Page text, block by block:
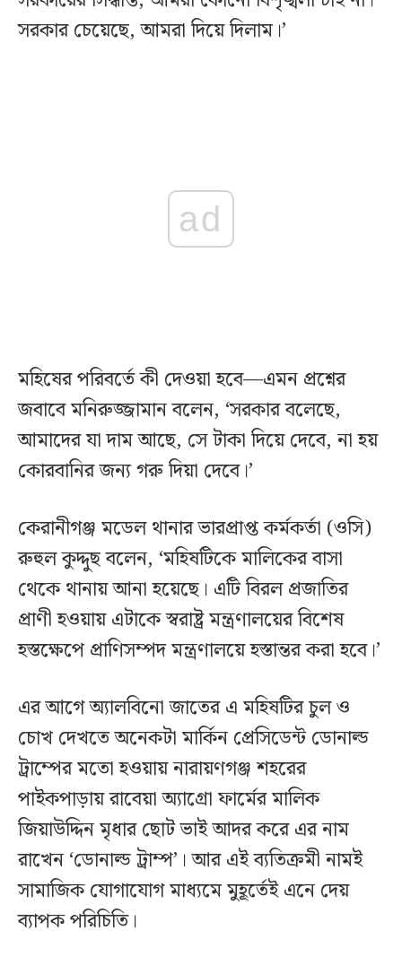
সরকার চেয়েছে, আমরা দিয়ে দিলাম।’
ad
মহিষের পরিবর্তে কী দেওয়া হবে—এমন প্রশ্নের
জবাবে মনিরুজ্জামান বলেন, ‘সরকার বলেছে,
আমাদের যা দাম আছে, সে টাকা দিয়ে দেবে, না হয়
কোরবানির জন্য গরু দিয়া দেবে।’
কেরানীগঞ্জ মডেল থানার ভারপ্রাপ্ত কর্মকর্তা (ওসি)
রুহুল কুদ্দুছ বলেন, ‘মহিষটিকে মালিকের বাসা
থেকে থানায় আনা হয়েছে। এটি বিরল প্রজাতির
প্রাণী হওয়ায় এটাকে স্বরাষ্ট্র মন্ত্রণালয়ের বিশেষ
হস্তক্ষেপে প্রাণিসম্পদ মন্ত্রণালয়ে হস্তান্তর করা হবে।’
এর আগে অ্যালবিনো জাতের এ মহিষটির চুল ও
চোখ দেখতে অনেকটা মার্কিন প্রেসিডেন্ট ডোনাল্ড
ট্রাম্পের মতো হওয়ায় নারায়ণগঞ্জ শহরের
পাইকপাড়ায় রাবেয়া অ্যাগ্রো ফার্মের মালিক
জিয়াউদ্দিন মৃধার ছোট ভাই আদর করে এর নাম
রাখেন ‘ডোনাল্ড ট্রাম্প’। আর এই ব্যতিক্রমী নামই
সামাজিক যোগাযোগ মাধ্যমে মুহূর্তেই এনে দেয়
ব্যাপক পরিচিতি।